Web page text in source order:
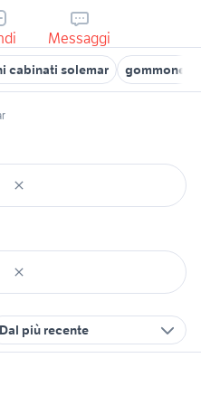
Messaggi
cabinati solemar gommone
Dal più recente